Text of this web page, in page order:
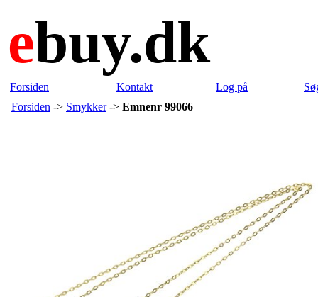
ebuy.dk
Forsiden Kontakt Log på
Forsiden -> Smykker-> Emnenr 99066